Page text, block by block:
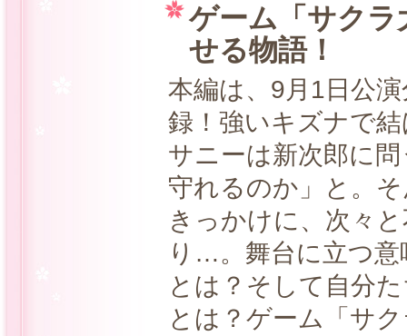
ゲーム「サク
せる物語！
本編は、9月1日公
録！強いキズナで
サニーは新次郎に
守れるのか」と。
きっかけに、次々
り…。舞台に立つ
とは？そして自分
とは？ゲーム「サ